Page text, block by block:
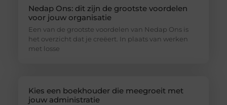
Nedap Ons: dit zijn de grootste voordelen
voor jouw organisatie
Een van de grootste voordelen van Nedap Ons is
het overzicht dat je creëert. In plaats van werken
met losse
Kies een boekhouder die meegroeit met
jouw administratie